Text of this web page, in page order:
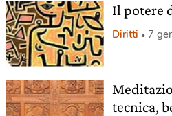
Il potere
Diritti 7
tecnica,